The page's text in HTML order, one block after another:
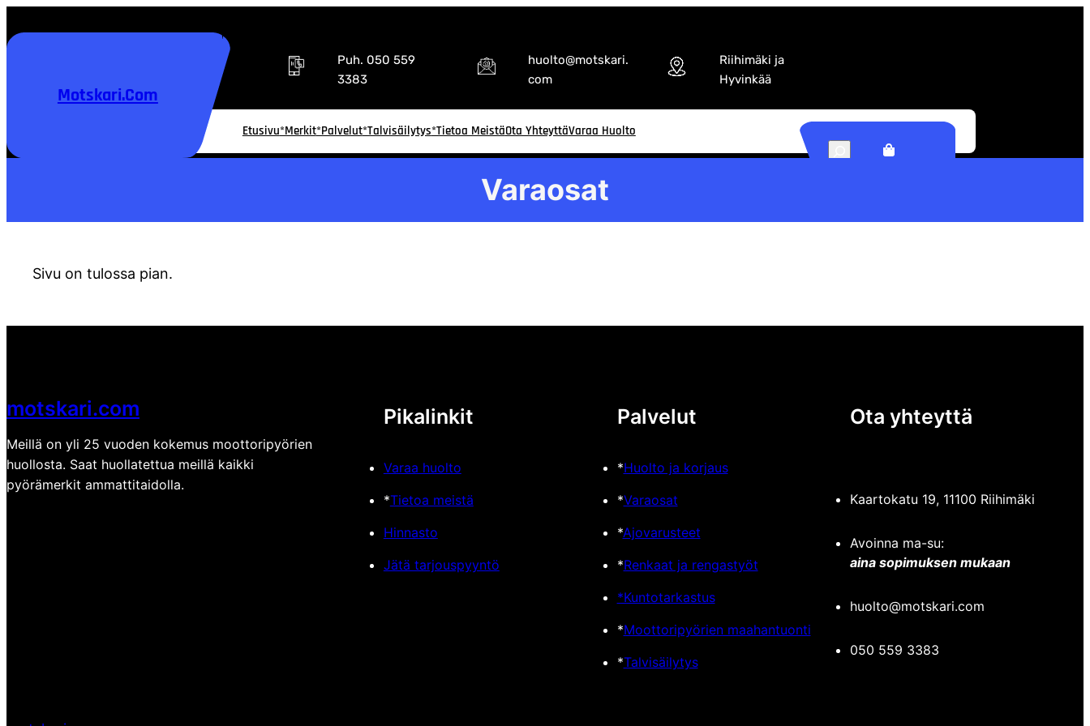
sisältöön
Motskari.com
Puh. 050 559
3383
huolto@motskari.
com
Riihimäki ja
Hyvinkää
Etusivu*Merkit*Palvelut*Talvisäilytys*Tietoa MeistäOta YhteyttäVaraa Huolto
r
Varaosat
Sivu on tulossa pian.
motskari.com
Meillä on yli 25 vuoden kokemus moottoripyörien
huollosta. Saat huollatettua meillä kaikki
pyörämerkit ammattitaidolla.
Pikalinkit
Varaa huolto
*Tietoa meistä
Hinnasto
Jätä tarjouspyyntö
Palvelut
*Huolto ja korjaus
*Varaosat
*Ajovarusteet
*Renkaat ja rengastyöt
*Kuntotarkastus
*Moottoripyörien maahantuonti
*Talvisäilytys
Ota yhteyttä
Kaartokatu 19, 11100 Riihimäki
Avoinna ma-su:
aina sopimuksen mukaan
huolto@motskari.com
050 559 3383